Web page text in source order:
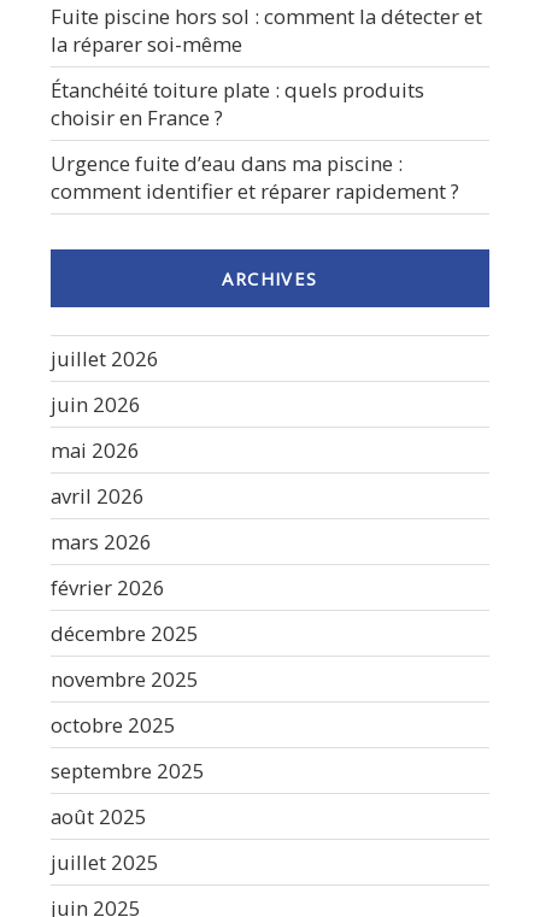
Fuite piscine hors sol : comment la détecter et
la réparer soi-même
Étanchéité toiture plate : quels produits
choisir en France ?
Urgence fuite d’eau dans ma piscine :
comment identifier et réparer rapidement ?
ARCHIVES
juillet 2026
juin 2026
mai 2026
avril 2026
mars 2026
février 2026
décembre 2025
novembre 2025
octobre 2025
septembre 2025
août 2025
juillet 2025
juin 2025